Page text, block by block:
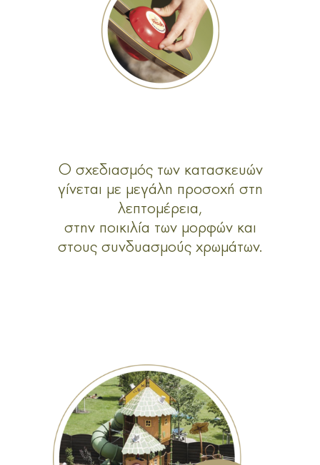
Ο σχεδιασμός των κατασκευών
γίνεται με μεγάλη προσοχή στη
λεπτομέρεια,
στην ποικιλία των μορφών και
στους συνδυασμούς χρωμάτων.